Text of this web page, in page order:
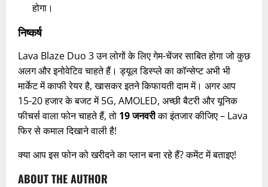
होगा।
निष्कर्ष
Lava Blaze Duo 3 उन लोगों के लिए गेम-चेंजर साबित होगा जो कुछ
अलग और इनोवेटिव चाहते हैं। ड्यूल डिस्प्ले का कॉन्सेप्ट अभी भी
मार्केट में काफी रेयर है, खासकर इतने किफायती दाम में। अगर आप
15-20 हजार के बजट में 5G, AMOLED, अच्छी बैटरी और यूनिक
फीचर्स वाला फोन चाहते हैं, तो 19 जनवरीका इंतजार कीजिए – Lava
फिर से कमाल दिखाने वाली है!
क्या आप इस फोन को खरीदने का प्लान बना रहे हैं? कमेंट में बताइए!
ABOUT THE AUTHOR